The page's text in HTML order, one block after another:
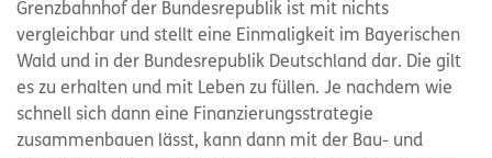
Grenzbahnhof der Bundesrepublik ist mit nichts
vergleichbar und stellt eine Einmaligkeit im Bayerischen
Wald und in der Bundesrepublik Deutschland dar. Die gilt
es zu erhalten und mit Leben zu füllen. Je nachdem wie
schnell sich dann eine Finanzierungsstrategie
zusammenbauen lässt, kann dann mit der Bau- und